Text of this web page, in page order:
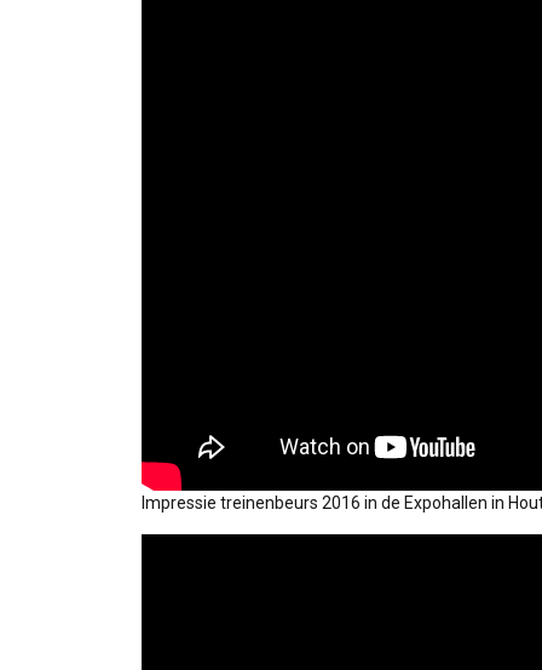
Impressie treinenbeurs 2016 in de Expohallen in